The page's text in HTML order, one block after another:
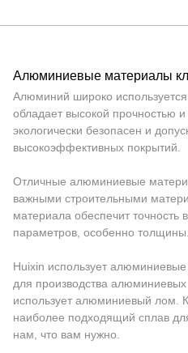
Алюминиевые материалы
Алюминий широко
обладает высокой прочностью
экологически безопасен и
высокоэффективных покрытий.
Отличные алюминиевые
важными строительными
материала обеспечит
параметров, особенно толщины.
Huixin использует
для производства
использует алюминиевый лом.
наиболее подходящий сплав
нам, что вам нужно.